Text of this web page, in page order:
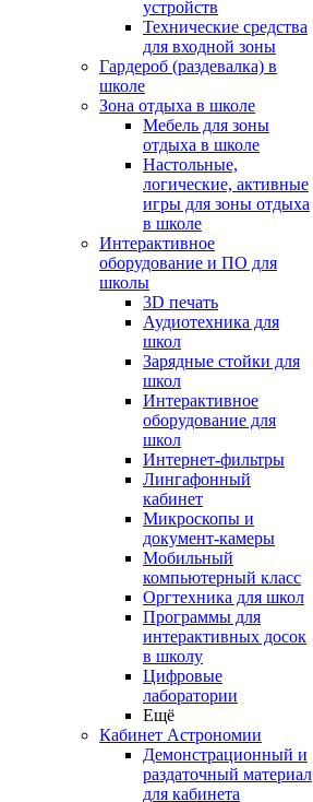
устройств
Технические средства
для входной зоны
Гардероб (раздевалка) в
школе
Зона отдыха в школе
Мебель для зоны
отдыха в школе
Настольные,
логические, активные
игры для зоны отдыха
в школе
Интерактивное
оборудование и ПО для
школы
3D печать
Аудиотехника для
школ
Зарядные стойки для
школ
Интерактивное
оборудование для
школ
Интернет-фильтры
Лингафонный
кабинет
Микроскопы и
документ-камеры
Мобильный
компьютерный класс
Оргтехника для школ
Программы для
интерактивных досок
в школу
Цифровые
лаборатории
Ещё
Кабинет Астрономии
Демонстрационный и
раздаточный материал
для кабинета